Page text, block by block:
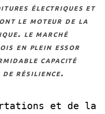
électriques et
le moteur de la
le marché
en plein essor
capacité
résilience.
et de la